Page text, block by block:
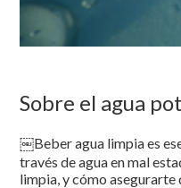
Sobre el agua
￼Beber agua limpia es
través de agua en mal
limpia, y cómo asegurarte